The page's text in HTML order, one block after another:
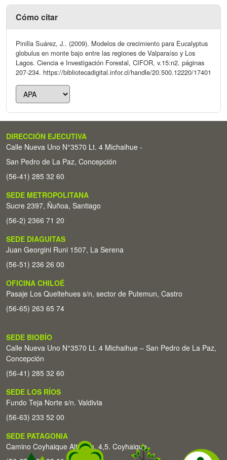
Cómo citar
Pinilla Suárez, J.. (2009). Modelos de crecimiento para Eucalyptus
globulus en monte bajo entre las regiones de Valparaíso y Los
Lagos. Ciencia e Investigación Forestal, CIFOR, v.15:n2. páginas
207-234. https://bibliotecadigital.infor.cl/handle/20.500.12220/17401
DIRECCIÓN EJECUTIVA
Calle Nueva Uno N°3570 Lt. 4 Michaihue -
San Pedro de La Paz, Concepción
(56-41) 285 32 60
SEDE METROPOLITANA
Sucre 2397, Ñuñoa, Santiago
(56-2) 2366 71 20
SEDE DIAGUITAS
Juan Georgini Runi 1507, La Serena
(56-51) 236 26 00
OFICINA CHILOÉ
Pasaje Los Queltehues s/n, sector de Putemun, Castro
(56-65) 263 65 74
SEDE BIOBÍO
Calle Nueva Uno N°3570 Lt. 4 Michaihue – San Pedro de La Paz,
Concepción
(56-41) 285 32 60
SEDE LOS RÍOS
Fundo Teja Norte s/n. Valdivia
(56-63) 233 52 00
SEDE PATAGONIA
Camino Coyhaique Alto Km. 4,5. Coyhaique